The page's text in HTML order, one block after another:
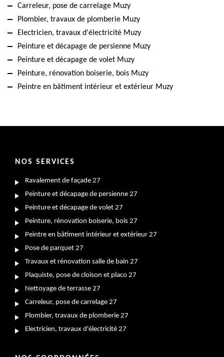
Carreleur, pose de carrelage Muzy
Plombier, travaux de plomberie Muzy
Electricien, travaux d'électricité Muzy
Peinture et décapage de persienne Muzy
Peinture et décapage de volet Muzy
Peinture, rénovation boiserie, bois Muzy
Peintre en bâtiment intérieur et extérieur Muzy
NOS SERVICES
Ravalement de façade 27
Peinture et décapage de persienne 27
Peinture et décapage de volet 27
Peinture, rénovation boiserie, bois 27
Peintre en bâtiment intérieur et extérieur 27
Pose de parquet 27
Travaux et rénovation salle de bain 27
Plaquiste, pose de cloison et placo 27
Nettoyage de terrasse 27
Carreleur, pose de carrelage 27
Plombier, travaux de plomberie 27
Electricien, travaux d'électricité 27